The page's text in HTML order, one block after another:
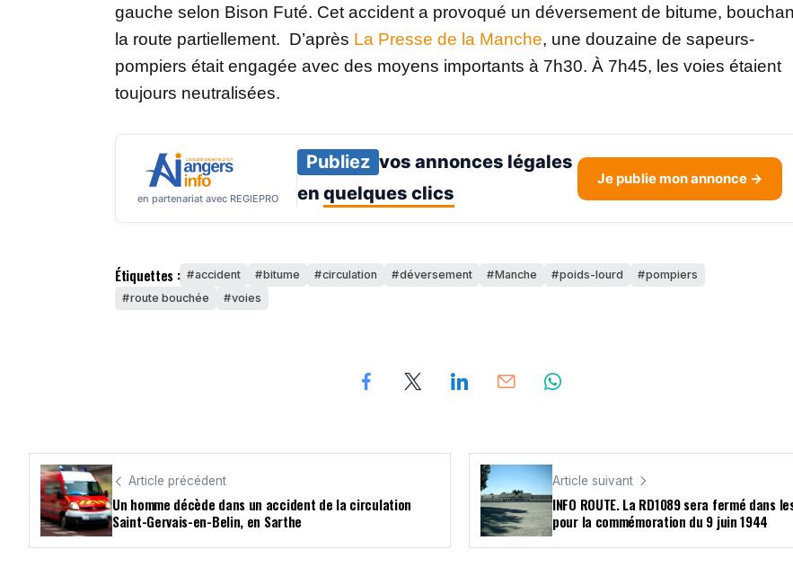
gauche selon Bison Futé. Cet accident a provoqué un déversement de bitume,
la route partiellement. D’après La Presse de la Manche, une douzaine de sapeurs-
pompiers était engagée avec des moyens importants à 7h30. À 7h45, les voies étaient
toujours neutralisées.
en partenariat avec REGIEPRO
Publiez vos annonces légales
en quelques clics
Je publie mon annonce →
Étiquettes : accident bitume circulation déversement Manche poids-lourd
pompiers
route bouchée
voies
Article précédent
Un homme décède dans un accident de la circulation
Saint-Gervais-en-Belin, en Sarthe
Article suivant
INFO ROUTE. La RD1089 sera fermé dans
pour la commémoration du 9 juin 1944